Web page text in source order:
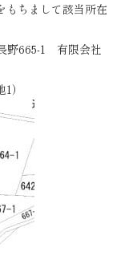
もちまして該当所在
野665-1 有限会社
）